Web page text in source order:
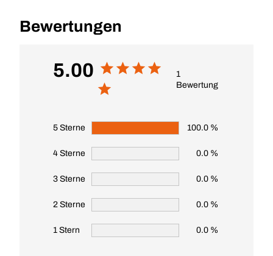
Bewertungen
5.00
1
Bewertung
5 Sterne 100.0 %
4 Sterne 0.0 %
3 Sterne 0.0 %
2 Sterne 0.0 %
1 Stern 0.0 %